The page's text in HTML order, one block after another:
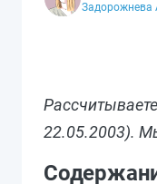
Задорожнева
22.05.2003).